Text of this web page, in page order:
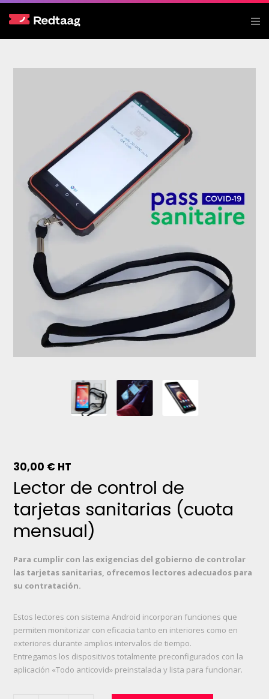
30,00 € HT
Lector de control de
tarjetas sanitarias (cuota
mensual)
Para cumplir con las exigencias del gobierno de controlar
las tarjetas sanitarias, ofrecemos lectores adecuados para
su contratación.
Estos lectores con sistema Android incorporan funciones que
permiten monitorizar con eficacia tanto en interiores como en
exteriores durante amplios intervalos de tiempo.
Entregamos los dispositivos totalmente preconfigurados con la
aplicación «Todo anticovid» preinstalada y lista para funcionar.